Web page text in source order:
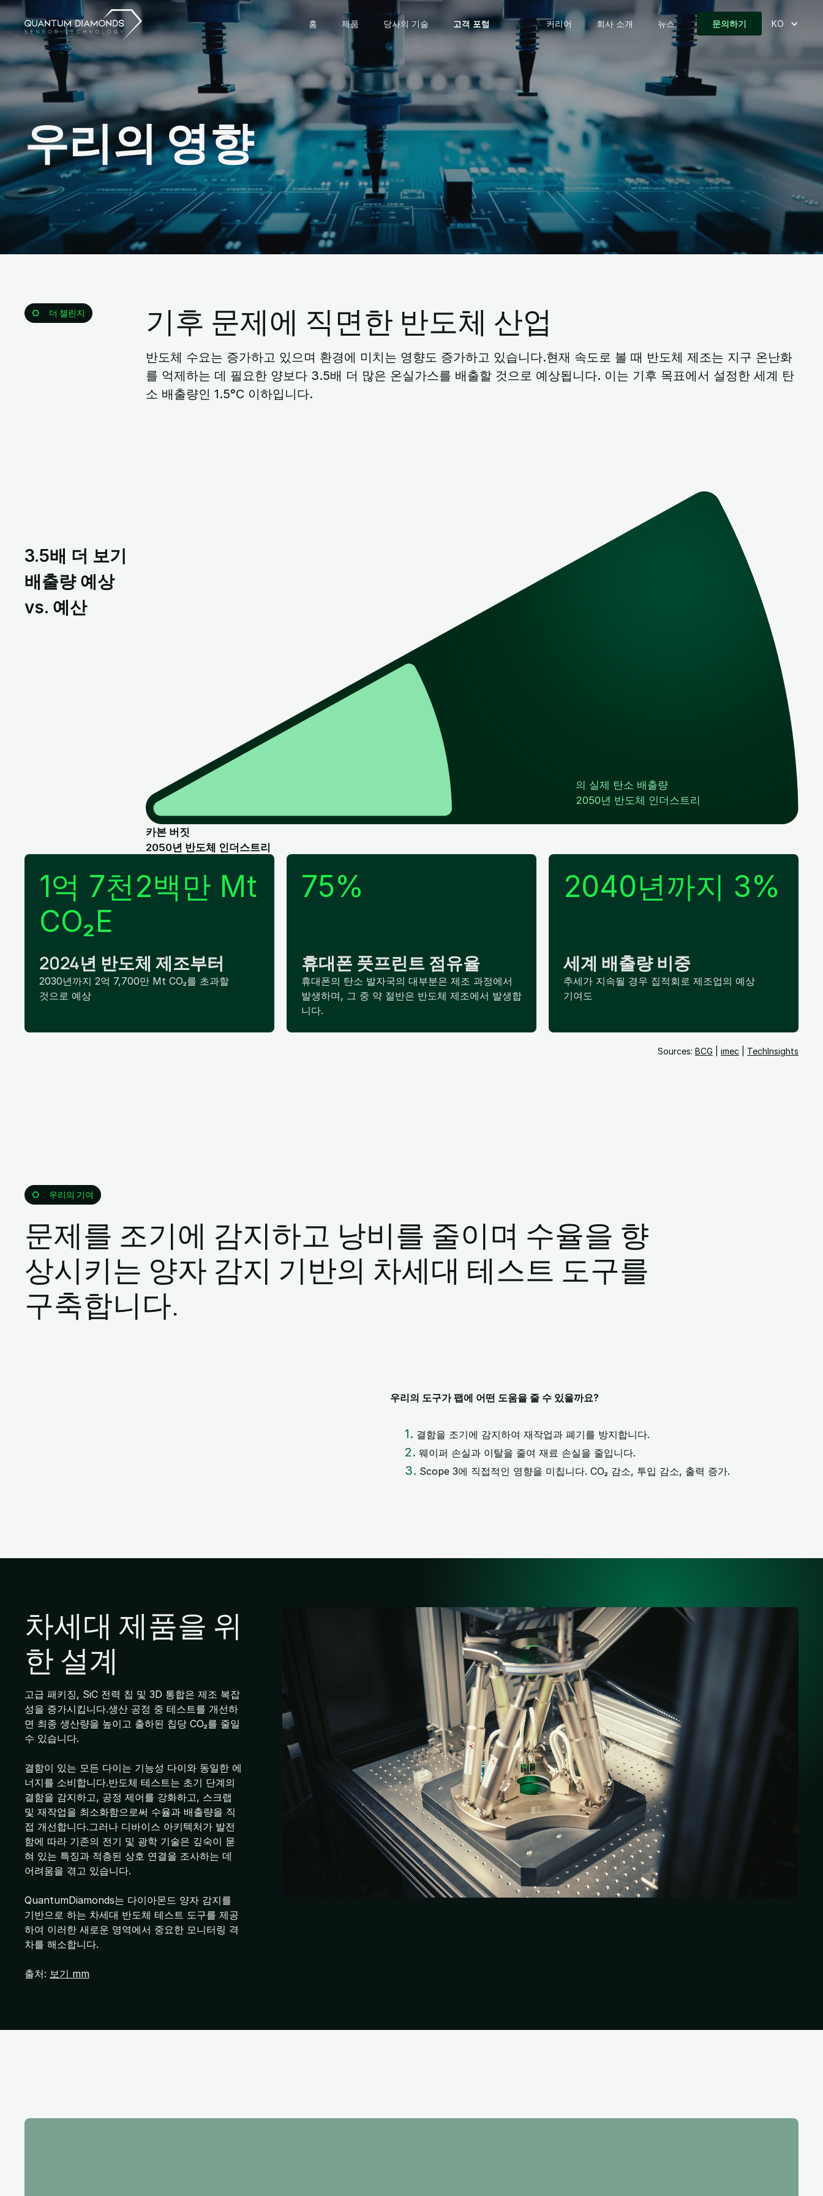
홈 제품 당사의 기술 고객 포털
고객 포털
고객 포털 커리어 회사 소개 뉴스 문의하기 KO
우리의 영향
더 챌린지 기후 문제에 직면한 반도체 산업
반도체 수요는 증가하고 있으며 환경에 미치는 영향도 증가하고 있습니다.현재 속도로 볼 때 반도체 제조는 지구 온난화
를 억제하는 데 필요한 양보다 3.5배 더 많은 온실가스를 배출할 것으로 예상됩니다. 이는 기후 목표에서 설정한 세계 탄
소 배출량인 1.5°C 이하입니다.
카본 버짓
2050년 반도체 인더스트리
의 실제 탄소 배출량
2050년 반도체 인더스트리
3.5배 더 보기
배출량 예상
vs. 예산
1억 7천2백만 Mt
CO₂E
2024년 반도체 제조부터
2030년까지 2억 7,700만 Mt CO₂를 초과할
것으로 예상
75%
휴대폰 풋프린트 점유율
휴대폰의 탄소 발자국의 대부분은 제조 과정에서
발생하며, 그 중 약 절반은 반도체 제조에서 발생합
니다.
2040년까지 3%
세계 배출량 비중
추세가 지속될 경우 집적회로 제조업의 예상
기여도
Sources: BCG imec TechInsights​
우리의 기여
문제를 조기에 감지하고 낭비를 줄이며 수율을 향
상시키는 양자 감지 기반의 차세대 테스트 도구를
구축합니다.
우리의 도구가 팹에 어떤 도움을 줄 수 있을까요?
1. 결함을 조기에 감지하여 재작업과 폐기를 방지합니다.
2. 웨이퍼 손실과 이탈을 줄여 재료 손실을 줄입니다.
3. Scope 3에 직접적인 영향을 미칩니다. CO₂ 감소, 투입 감소, 출력 증가.
차세대 제품을 위
한 설계
고급 패키징, SiC 전력 칩 및 3D 통합은 제조 복잡
성을 증가시킵니다.생산 공정 중 테스트를 개선하
면 최종 생산량을 높이고 출하된 칩당 CO₂를 줄일
수 있습니다.
결함이 있는 모든 다이는 기능성 다이와 동일한 에
너지를 소비합니다.반도체 테스트는 초기 단계의
결함을 감지하고, 공정 제어를 강화하고, 스크랩
및 재작업을 최소화함으로써 수율과 배출량을 직
접 개선합니다.그러나 디바이스 아키텍처가 발전
함에 따라 기존의 전기 및 광학 기술은 깊숙이 묻
혀 있는 특징과 적층된 상호 연결을 조사하는 데
어려움을 겪고 있습니다.
QuantumDiamonds는 다이아몬드 양자 감지를
기반으로 하는 차세대 반도체 테스트 도구를 제공
하여 이러한 새로운 영역에서 중요한 모니터링 격
차를 해소합니다.
출처: 보기 mm